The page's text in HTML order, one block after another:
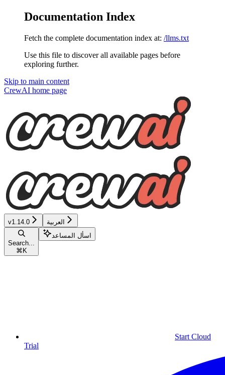
Documentation Index
Fetch the complete documentation index at: /llms.txt
Use this file to discover all available pages before
exploring further.
Skip to main content
CrewAI home page
v1.14.0 العربية
Search...
⌘ K
اسأل المساعد
Start Cloud
Trial